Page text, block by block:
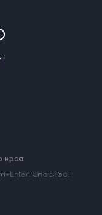
края
Спасибо!